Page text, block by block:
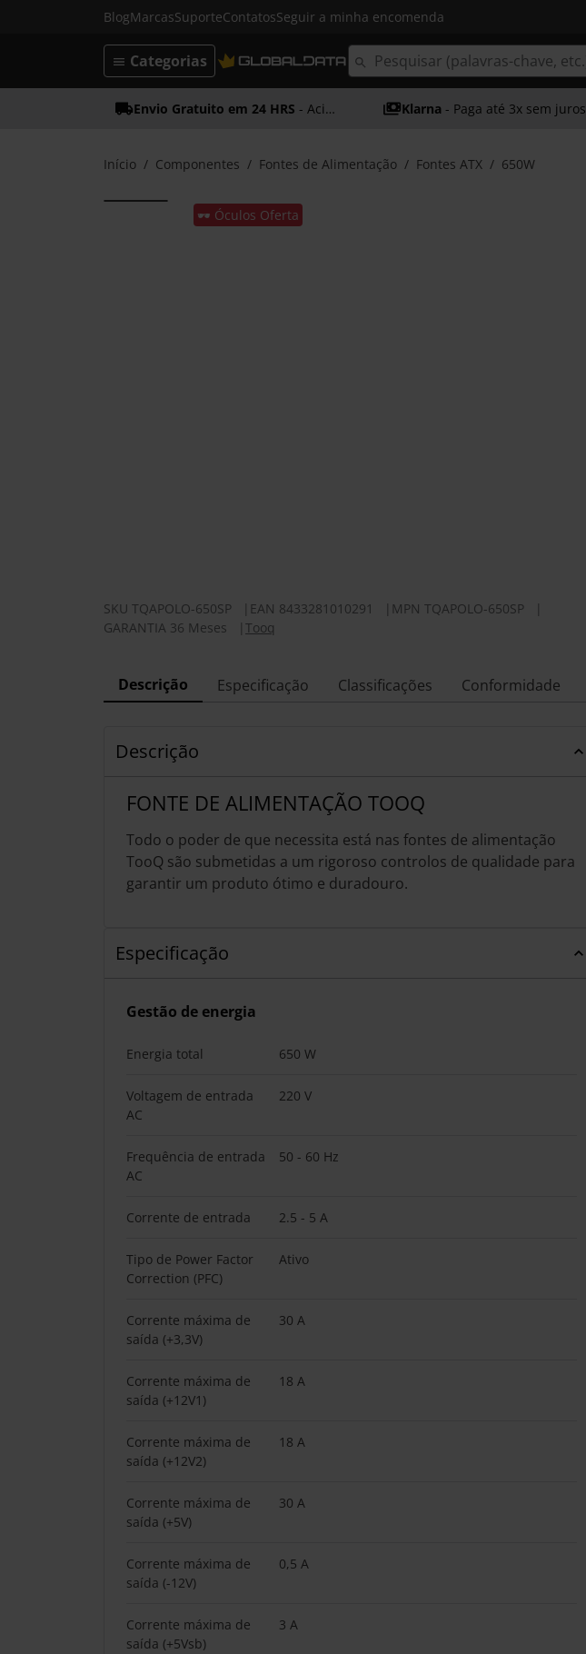
BlogMarcasSuporteContatosSeguir a minha encomenda
Categorias
Envio Gratuito em 24 HRS - Acima dos 50€ Klarna - Paga até 3x sem juros
Início Componentes Fontes de Alimentação Fontes ATX 650W
🕶️ Óculos Oferta
SKU TQAPOLO-650SP EAN 8433281010291 MPN TQAPOLO-650SP
GARANTIA 36 Meses
Tooq
Descrição Especificação Classificações Conformidade
Descrição
FONTE DE ALIMENTAÇÃO TOOQ
Todo o poder de que necessita está nas fontes de alimentação
TooQ são submetidas a um rigoroso controlos de qualidade para
garantir um produto ótimo e duradouro.
Especificação
Gestão de energia
Energia total 650 W
Voltagem de entrada
AC
220 V
Frequência de entrada
AC
50 - 60 Hz
Corrente de entrada 2.5 - 5 A
Tipo de Power Factor
Correction (PFC)
Ativo
Corrente máxima de
saída (+3,3V)
30 A
Corrente máxima de
saída (+12V1)
18 A
Corrente máxima de
saída (+12V2)
18 A
Corrente máxima de
saída (+5V)
30 A
Corrente máxima de
saída (-12V)
0,5 A
Corrente máxima de
saída (+5Vsb)
3 A